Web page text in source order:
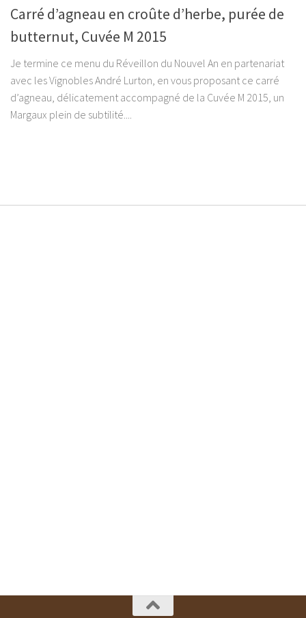
Carré d’agneau en croûte d’herbe, purée de
butternut, Cuvée M 2015
Je termine ce menu du Réveillon du Nouvel An en partenariat
avec les Vignobles André Lurton, en vous proposant ce carré
d’agneau, délicatement accompagné de la Cuvée M 2015, un
Margaux plein de subtilité....